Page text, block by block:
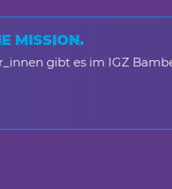
MISSION.
gibt es im IGZ